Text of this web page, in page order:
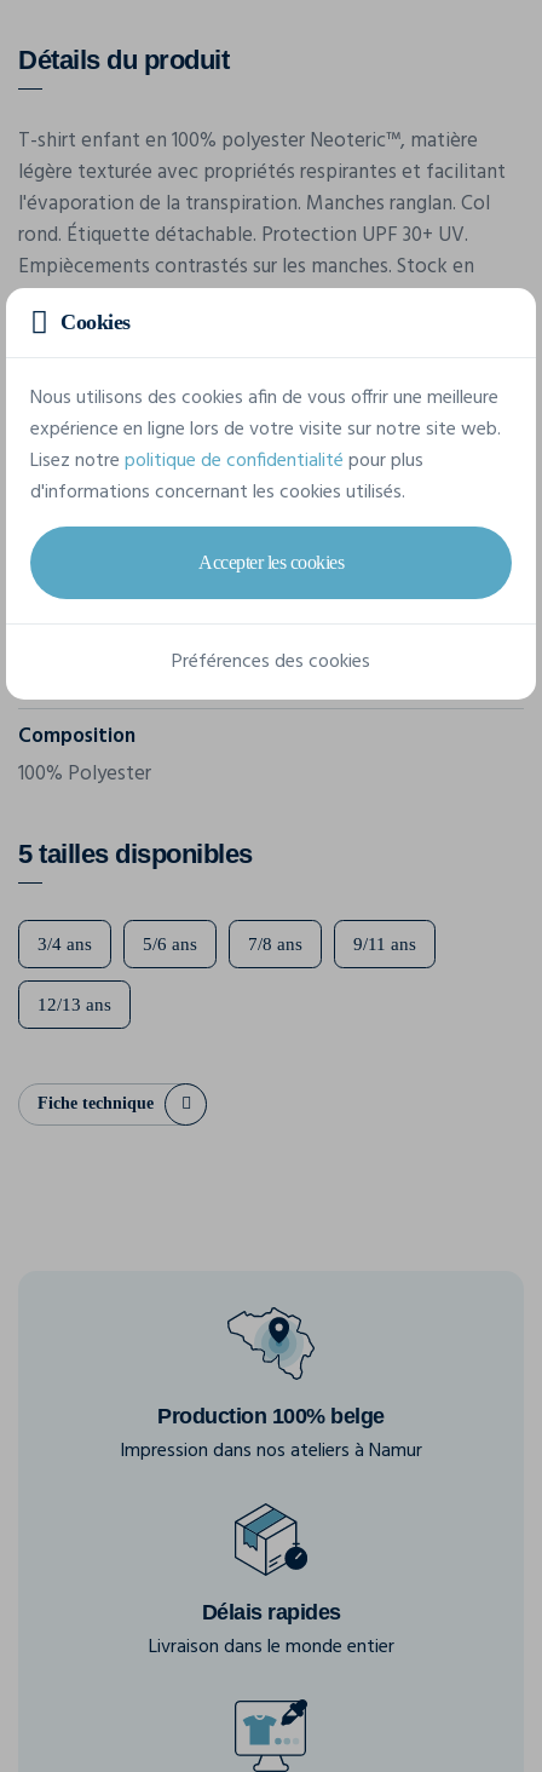
Détails du produit
T-shirt enfant en 100% polyester Neoteric™, matière
légère texturée avec propriétés respirantes et facilitant
l'évaporation de la transpiration. Manches ranglan. Col
rond. Étiquette détachable. Protection UPF 30+ UV.
Empiècements contrastés sur les manches. Stock en
cours de conversion vers du polyester recyclé.
Caractéristiques
Marque
Awdis
Référence
JC003J
Composition
100% Polyester
5 tailles disponibles
3/4 ans 5/6 ans 7/8 ans 9/11 ans
12/13 ans
Fiche technique
Production 100% belge
Impression dans nos ateliers à Namur
Délais rapides
Livraison dans le monde entier
Cookies
Nous utilisons des cookies afin de vous offrir une meilleure
expérience en ligne lors de votre visite sur notre site web.
Lisez notrepolitique de confidentialitépour plus
d'informations concernant les cookies utilisés.
Accepter les cookies
Préférences des cookies